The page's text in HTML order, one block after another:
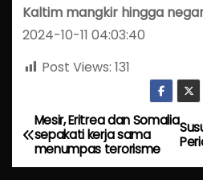
Kaltim mangkir hingga
2024-10-11 04:03:40
Post Views: 131
P
o
Mesir, Eritrea dan Somalia
sepakati kerja sama
menumpas terorisme